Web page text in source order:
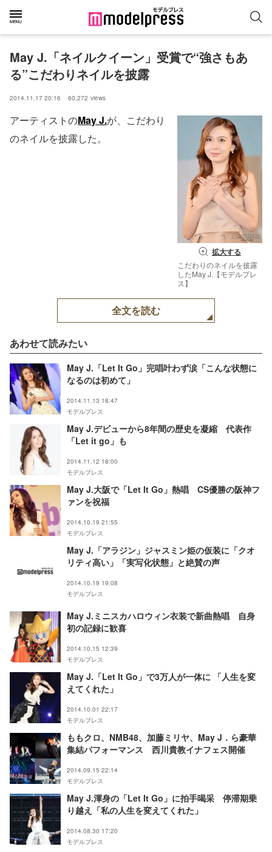
May J.「ネイルクイーン」受賞で“強さもあ
る”こだわりネイルを披露
2014.11.17 20:16 60,272 views
拡大する
こだわりのネイルを披露
したMay J.【モデルプレ
ス】
アーティストのMay J.が、こだわり
のネイルを披露した。
全文を読む
あわせて読みたい
May J.「Let It Go」完唱叶わず涙「こんな状態に
なるのは初めて」
2014.11.13 18:47
モデルプレス
May J.デビューから8年間の歴史を凝縮 代表作
「Let it go」も
2014.11.12 18:00
モデルプレス
May J.大阪で「Let It Go」熱唱 CS優勝の阪神フ
ァンを祝福
2014.10.19 21:55
モデルプレス
May J.「アラジン」ジャスミン姫の仮装に「クオ
リティ高い」「実写化状態」と絶賛の声
2014.10.19 19:08
モデルプレス
May J.ミニスカハロウィン衣装で新曲熱唱 自身
初の記録に歓喜
2014.10.15 12:39
モデルプレス
May J.「Let It Go」で3万人が一体に 「人生を変
えてくれた」
2014.10.01 22:17
モデルプレス
ももクロ、NMB48、加藤ミリヤ、May J．ら豪華
集結パフォーマンス 西川貴教イナフェス開催
2014.09.15 22:14
モデルプレス
May J.渾身の「Let It Go」に拍手喝采 停滞期乗
り越え「私の人生を変えてくれた」
2014.08.30 17:20
モデルプレス